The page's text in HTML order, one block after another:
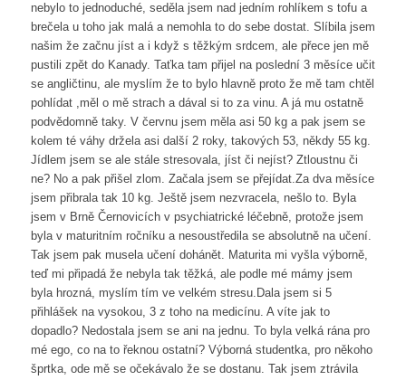
nebylo to jednoduché, seděla jsem nad jedním rohlíkem s tofu a
brečela u toho jak malá a nemohla to do sebe dostat. Slíbila jsem
našim že začnu jíst a i když s těžkým srdcem, ale přece jen mě
pustili zpět do Kanady. Taťka tam přijel na poslední 3 měsíce učit
se angličtinu, ale myslím že to bylo hlavně proto že mě tam chtěl
pohlídat ,měl o mě strach a dával si to za vinu. A já mu ostatně
podvědomně taky. V červnu jsem měla asi 50 kg a pak jsem se
kolem té váhy držela asi další 2 roky, takových 53, někdy 55 kg.
Jídlem jsem se ale stále stresovala, jíst či nejíst? Ztloustnu či
ne? No a pak přišel zlom. Začala jsem se přejídat.Za dva měsíce
jsem přibrala tak 10 kg. Ještě jsem nezvracela, nešlo to. Byla
jsem v Brně Černovicích v psychiatrické léčebně, protože jsem
byla v maturitním ročníku a nesoustředila se absolutně na učení.
Tak jsem pak musela učení dohánět. Maturita mi vyšla výborně,
teď mi připadá že nebyla tak těžká, ale podle mé mámy jsem
byla hrozná, myslím tím ve velkém stresu.Dala jsem si 5
přihlášek na vysokou, 3 z toho na medicínu. A víte jak to
dopadlo? Nedostala jsem se ani na jednu. To byla velká rána pro
mé ego, co na to řeknou ostatní? Výborná studentka, pro někoho
šprtka, ode mě se očekávalo že se dostanu. Tak jsem ztrávila